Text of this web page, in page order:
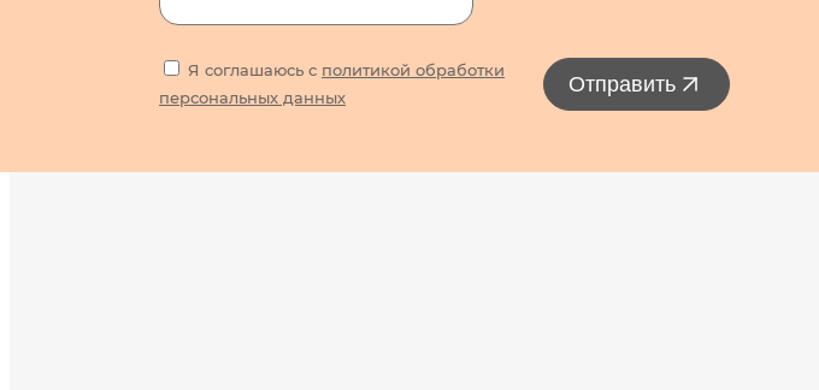
Я соглашаюсь с политикой обработки
персональных данных
Отправить